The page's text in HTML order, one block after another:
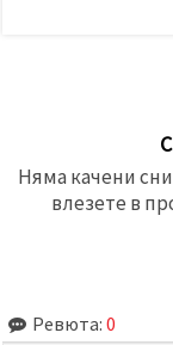
Няма качени
влезете в
Ревюта: 0